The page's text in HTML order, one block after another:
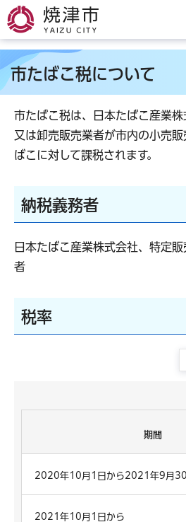
焼津市
市たばこ税について
市たばこ税は、日本たばこ産業
又は卸売販売業者が市内の小売
ばこに対して課税されます。
納税義務者
日本たばこ産業株式会社、特定
者
税率
期間
2020年10月1日から2021年9月
2021年10月1日から